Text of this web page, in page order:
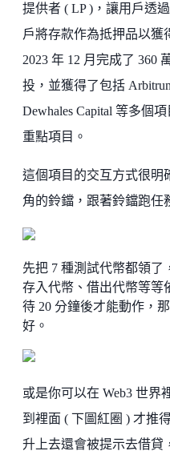
提供者 ( LP )，讓用戶透
戶將存款作為抵押品以獲
2023 年 12 月完成了 360
投，並獲得了包括
Dewhales Capital 等多個
重點項目。
這個項目的交互方式很明
角的鈴鐺，跟著鈴鐺跑任
先把 7 種測試代幣都領
存入代幣、借出代幣等等
待 20 分鐘後才能動作，
好。
或是你可以在 Web3 世界
到裡面 ( 下圖紅圈 ) 才推
升上去還會被提示去借貸